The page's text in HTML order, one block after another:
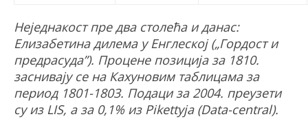
Неједнакост пре два столећа и данас:
Елизабетина дилема у Енглеској („Гордост и
предрасуда”). Процене позиција за 1810.
заснивају се на Кaхуновим таблицама за
период 1801-1803. Подаци за 2004. преузети
су из LIS, а за 0,1% из Pikettyja (Data-central).